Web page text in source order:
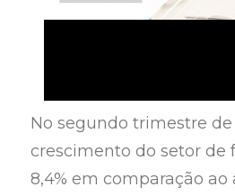
No segundo trimestre de
crescimento do setor de
8,4% em comparação